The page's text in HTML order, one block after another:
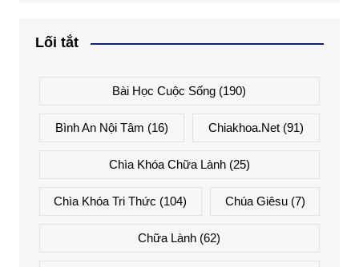
Lối tắt
Bài Học Cuộc Sống (190)
Bình An Nội Tâm (16) Chiakhoa.net (91)
Chìa Khóa Chữa Lành(25)
Chìa Khóa Tri Thức (104) Chúa Giêsu(7)
Chữa Lành (62)